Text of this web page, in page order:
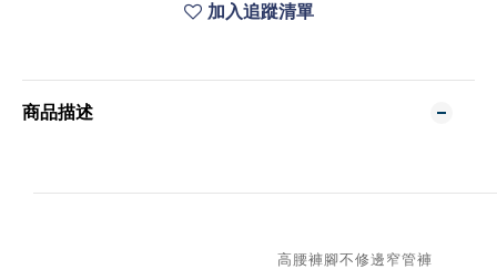
加入追蹤清單
商品描述
高腰褲腳不修邊窄管褲